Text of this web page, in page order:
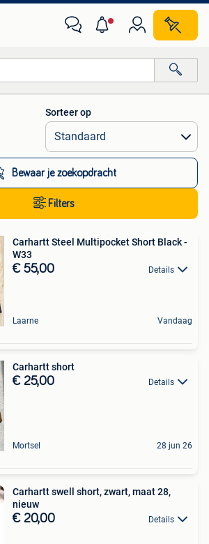
Alle afstanden…
Sorteer op
Bewaar je zoekopdracht
Filters
Carhartt Steel Multipocket Short Black -
W33
€ 55,00 Details
Laarne Vandaag
Carhartt short
€ 25,00 Details
Mortsel 28 jun 26
Carhartt swell short, zwart, maat 28,
nieuw
€ 20,00 Details